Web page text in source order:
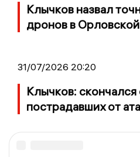
Клычков назвал
дронов в
31/07/2026 20:20
Клычков: скончался
пострадавших от